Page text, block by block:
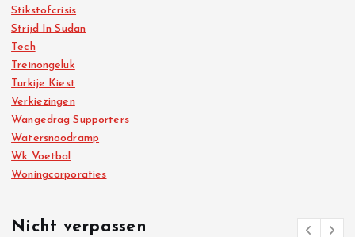
Stikstofcrisis
Strijd In Sudan
Tech
Treinongeluk
Turkije Kiest
Verkiezingen
Wangedrag Supporters
Watersnoodramp
Wk Voetbal
Woningcorporaties
Nicht verpassen